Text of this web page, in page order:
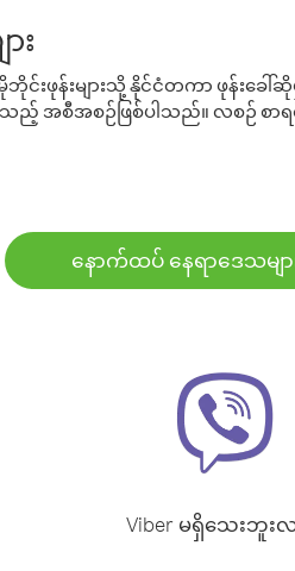
း
ဘိုင်းဖုန်းများသို့ နိုင်ငံတကာ ဖုန်းခ
အစီအစဉ်ဖြစ်ပါသည်။ လစဉ် စာ
နောက်ထပ် နေရာဒေသမျ
Viber မရှိသေးဘူးလ